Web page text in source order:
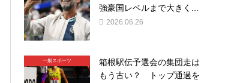
強豪国レベルまで大きく...
2026.06.26
一般スポーツ
箱根駅伝予選会の集団走は
もう古い？ トップ通過を